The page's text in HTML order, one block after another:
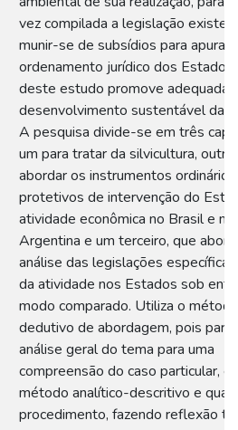
vez compilada a legislação
munir-se de subsídios para apurar
ordenamento jurídico dos
deste estudo promove
desenvolvimento sustentável da
A pesquisa divide-se em três
um para tratar da silvicultura, outro
abordar os instrumentos ordinários
protetivos de intervenção do
atividade econômica no Brasil e na
Argentina e um terceiro, que
análise das legislações
da atividade nos Estados sob
modo comparado. Utiliza o método
dedutivo de abordagem, pois
análise geral do tema para uma
compreensão do caso particular, e
método analítico-descritivo e
procedimento, fazendo reflexão